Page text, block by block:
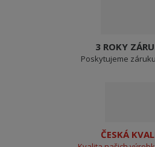
3 ROKY
Poskytujeme
ČESKÁ